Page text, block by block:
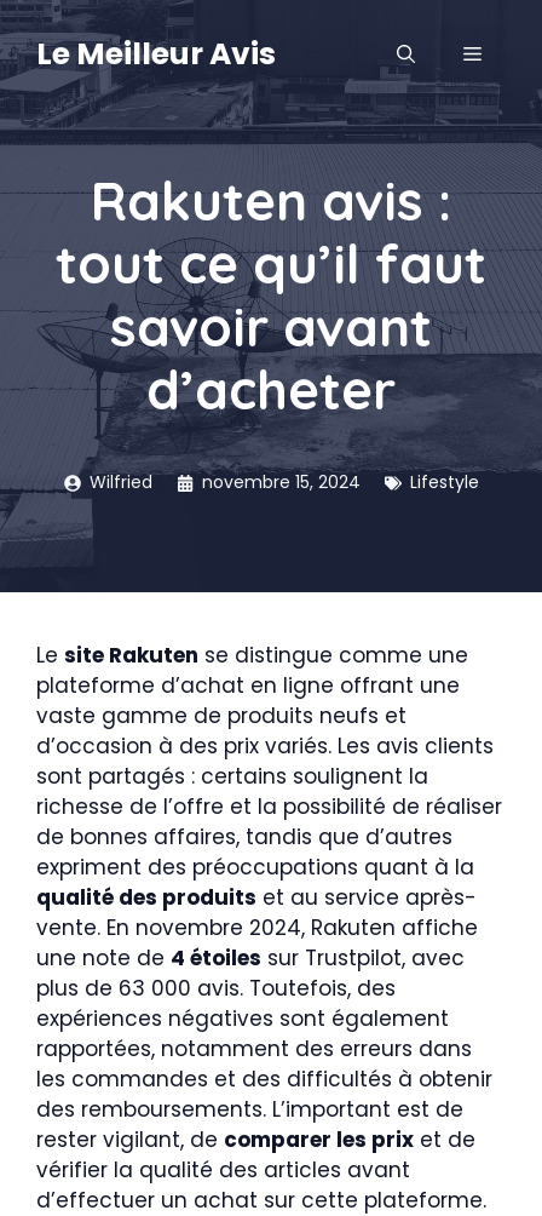
Aller
au
contenu
Le Meilleur Avis MENU
Rakuten avis :
tout ce qu’il faut
savoir avant
d’acheter
Wilfried novembre 15, 2024 Lifestyle
Le site Rakuten se distingue comme une
plateforme d’achat en ligne offrant une
vaste gamme de produits neufs et
d’occasion à des prix variés. Les avis clients
sont partagés : certains soulignent la
richesse de l’offre et la possibilité de réaliser
de bonnes affaires, tandis que d’autres
expriment des préoccupations quant à la
qualité des produits et au service après-
vente. En novembre 2024, Rakuten affiche
une note de 4 étoiles sur Trustpilot, avec
plus de 63 000 avis. Toutefois, des
expériences négatives sont également
rapportées, notamment des erreurs dans
les commandes et des difficultés à obtenir
des remboursements. L’important est de
rester vigilant, de comparer les prix et de
vérifier la qualité des articles avant
d’effectuer un achat sur cette plateforme.